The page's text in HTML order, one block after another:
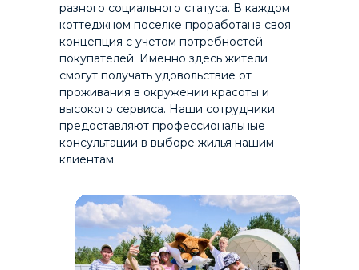
разного социального статуса. В каждом
коттеджном поселке проработана своя
концепция с учетом потребностей
покупателей. Именно здесь жители
смогут получать удовольствие от
проживания в окружении красоты и
высокого сервиса. Наши сотрудники
предоставляют профессиональные
консультации в выборе жилья нашим
клиентам.